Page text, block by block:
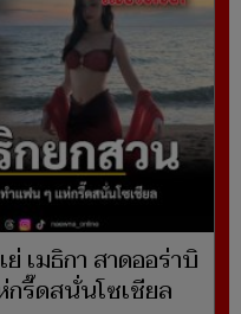
เมธิกา สาดออร่าบิ
รี๊ดสนั่นโซเชียล